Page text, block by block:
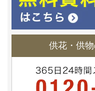
供花・供